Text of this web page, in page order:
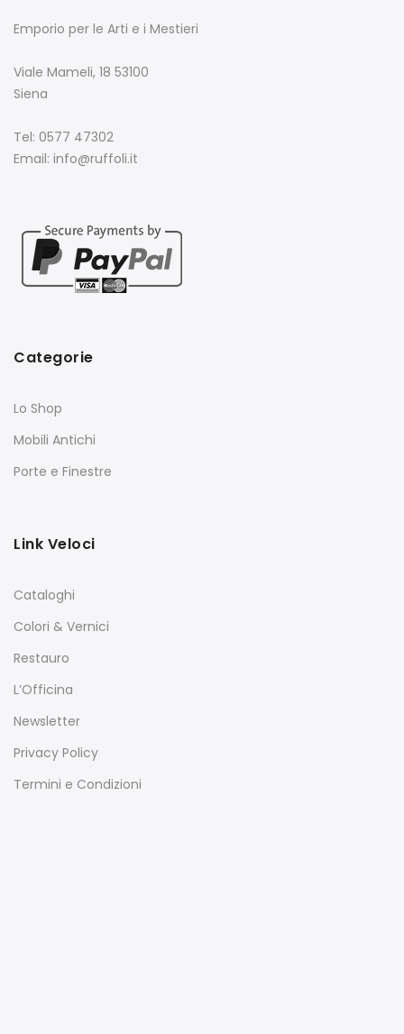
Emporio per le Arti e i Mestieri
Viale Mameli, 18 53100
Siena
Tel: 0577 47302
Email: info@ruffoli.it
Categorie
Lo Shop
Mobili Antichi
Porte e Finestre
Link Veloci
Cataloghi
Colori & Vernici
Restauro
L’Officina
Newsletter
Privacy Policy
Termini e Condizioni